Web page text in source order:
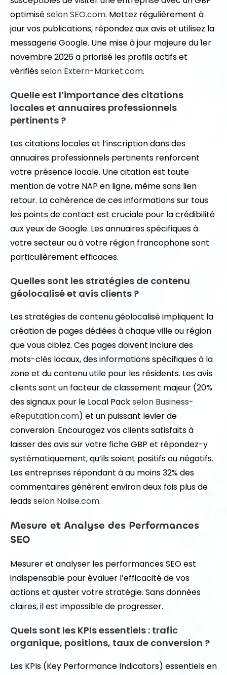
optimiséselon SEO.com. Mettez régulièrement à
jour vos publications, répondez aux avis et utilisez la
messagerie Google. Une mise à jour majeure du 1er
novembre 2026 a priorisé les profils actifs et
vérifiésselon Extern-Market.com.
Quelle est l’importance des citations
locales et annuaires professionnels
pertinents ?
Les citations locales et l’inscription dans des
annuaires professionnels pertinents renforcent
votre présence locale. Une citation est toute
mention de votre NAP en ligne, même sans lien
retour. La cohérence de ces informations sur tous
les points de contact est cruciale pour la crédibilité
aux yeux de Google. Les annuaires spécifiques à
votre secteur ou à votre région francophone sont
particulièrement efficaces.
Quelles sont les stratégies de contenu
géolocalisé et avis clients ?
Les stratégies de contenu géolocalisé impliquent la
création de pages dédiées à chaque ville ou région
que vous ciblez. Ces pages doivent inclure des
mots-clés locaux, des informations spécifiques à la
zone et du contenu utile pour les résidents. Les avis
clients sont un facteur de classement majeur (20%
des signaux pour le Local Packselon Business-
eReputation.com) et un puissant levier de
conversion. Encouragez vos clients satisfaits à
laisser des avis sur votre fiche GBP et répondez-y
systématiquement, qu’ils soient positifs ou négatifs.
Les entreprises répondant à au moins 32% des
commentaires génèrent environ deux fois plus de
leadsselon Noiise.com.
Mesure et Analyse des Performances
SEO
Mesurer et analyser les performances SEO est
indispensable pour évaluer l’efficacité de vos
actions et ajuster votre stratégie. Sans données
claires, il est impossible de progresser.
Quels sont les KPIs essentiels : trafic
organique, positions, taux de conversion ?
Les KPIs (Key Performance Indicators) essentiels en